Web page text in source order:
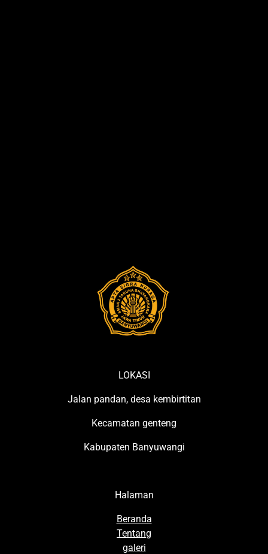
LOKASI
Jalan pandan, desa kembirtitan
Kecamatan genteng
Kabupaten Banyuwangi
Halaman
Beranda
Tentang
galeri